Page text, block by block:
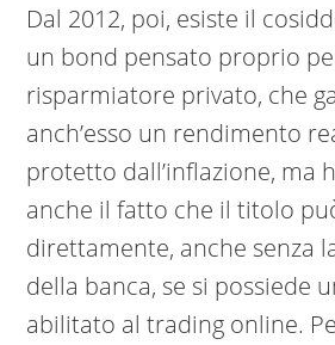
Dal 2012, poi, esiste il
un bond pensato proprio
risparmiatore privato, che
anch’esso un rendimento
protetto dall’inflazione, ma
anche il fatto che il titolo
direttamente, anche senza
della banca, se si possiede
abilitato al trading online.